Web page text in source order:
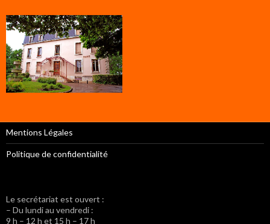
Mentions Légales
Politique de confidentialité
Le secrétariat est ouvert :
– Du lundi au vendredi :
9 h – 12 h et 15 h – 17 h